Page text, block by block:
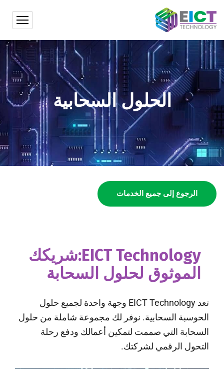
الحلول السحابية
الرجوع إلى جميع الخدمات
EICT Technology:شريكك
الموثوق لحلول السحابة
تعد EICT Technology وجهة واحدة لجميع حلول
الحوسبة السحابية. نوفر لك مجموعة شاملة من حلول
السحابة التي صممت لتمكين أعمالك ودفع رحلة
التحول الرقمي لشركتك.